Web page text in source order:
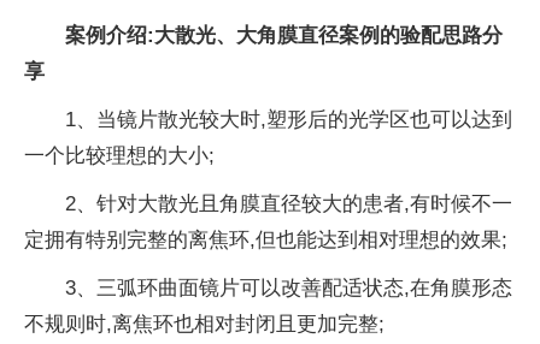
案例介绍:大散光、大角膜直径案例的验配思路分
享
1、当镜片散光较大时,塑形后的光学区也可以达到
一个比较理想的大小;
2、针对大散光且角膜直径较大的患者,有时候不一
定拥有特别完整的离焦环,但也能达到相对理想的效果;
3、三弧环曲面镜片可以改善配适状态,在角膜形态
不规则时,离焦环也相对封闭且更加完整;